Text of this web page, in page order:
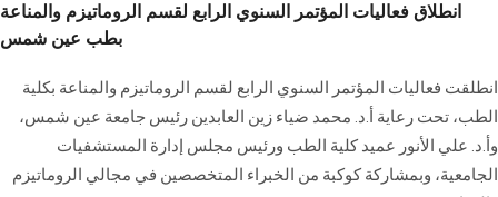
انطلاق فعاليات المؤتمر السنوي الرابع لقسم الروماتيزم والمناعة
بطب عين شمس
انطلقت فعاليات المؤتمر السنوي الرابع لقسم الروماتيزم والمناعة بكلية
الطب، تحت رعاية أ.د. محمد ضياء زين العابدين رئيس جامعة عين شمس،
وأ.د. علي الأنور عميد كلية الطب ورئيس مجلس إدارة المستشفيات
الجامعية، وبمشاركة كوكبة من الخبراء المتخصصين في مجالي الروماتيزم